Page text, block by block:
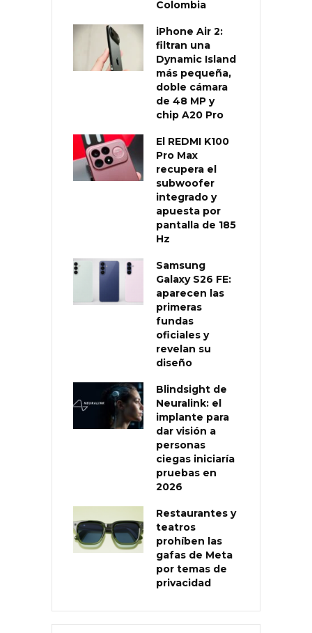
Colombia
iPhone Air 2:
filtran una
Dynamic Island
más pequeña,
doble cámara
de 48 MP y
chip A20 Pro
El REDMI K100
Pro Max
recupera el
subwoofer
integrado y
apuesta por
pantalla de 185
Hz
Samsung
Galaxy S26 FE:
aparecen las
primeras
fundas
oficiales y
revelan su
diseño
Blindsight de
Neuralink: el
implante para
dar visión a
personas
ciegas iniciaría
pruebas en
2026
Restaurantes y
teatros
prohíben las
gafas de Meta
por temas de
privacidad